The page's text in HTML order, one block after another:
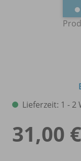
Lieferzeit: 1 - 2
31,00 €